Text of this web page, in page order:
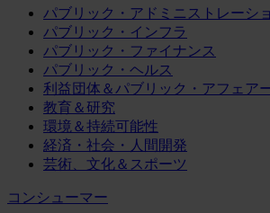
パブリック・アドミニストレーシ
パブリック・インフラ
パブリック・ファイナンス
パブリック・ヘルス
利益団体＆パブリック・アフェア
教育＆研究
環境＆持続可能性
経済・社会・人間開発
芸術、文化＆スポーツ
コンシューマー